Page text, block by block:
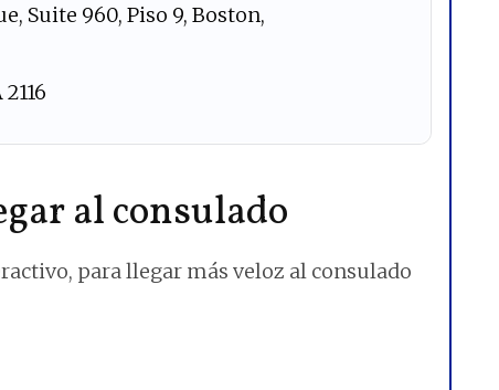
Suite 960, Piso 9, Boston,
al consulado
para llegar más veloz al consulado